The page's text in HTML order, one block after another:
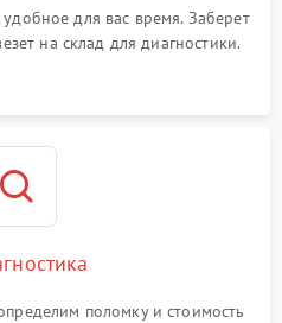
для вас время. Заберет
на склад для диагностики.
поломку и стоимость